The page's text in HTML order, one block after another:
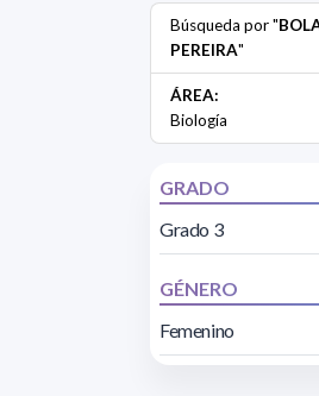
Búsqueda por "
PEREIRA"
ÁREA:
Biología
GRADO
Grado 3
GÉNERO
Femenino